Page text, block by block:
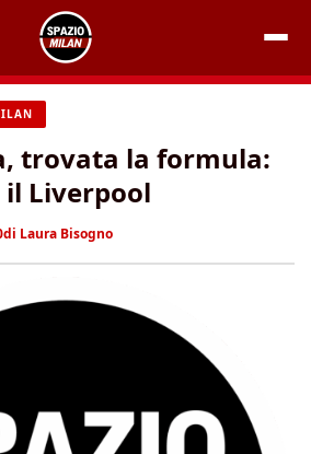
trovata la formula:
il Liverpool
di Laura Bisogno